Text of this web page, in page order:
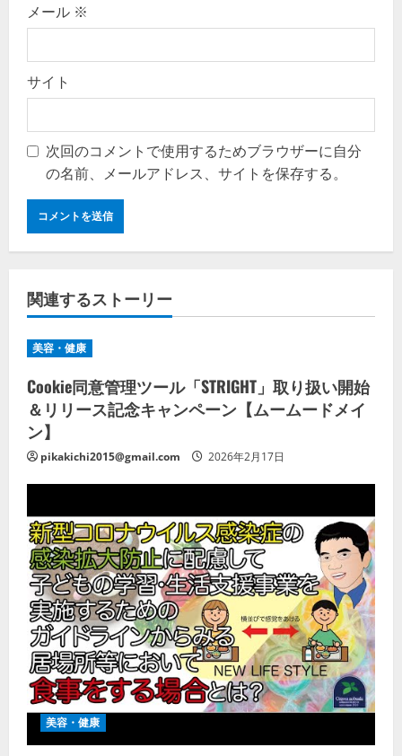
メール ※
サイト
次回のコメントで使用するためブラウザーに自分
の名前、メールアドレス、サイトを保存する。
関連するストーリー
美容・健康
Cookie同意管理ツール「STRIGHT」取り扱い開始
＆リリース記念キャンペーン【ムームードメイ
ン】
pikakichi2015@gmail.com 2026年2月17日
美容・健康